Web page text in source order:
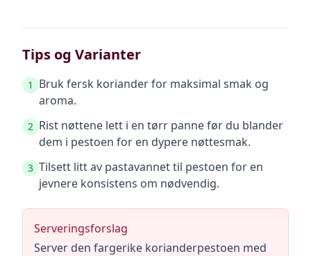
Tips og Varianter
1
Bruk fersk koriander for maksimal smak og
aroma.
2 Rist nøttene lett i en tørr panne før du blander
dem i pestoen for en dypere nøttesmak.
3 Tilsett litt av pastavannet til pestoen for en
jevnere konsistens om nødvendig.
Serveringsforslag
Server den fargerike korianderpestoen med